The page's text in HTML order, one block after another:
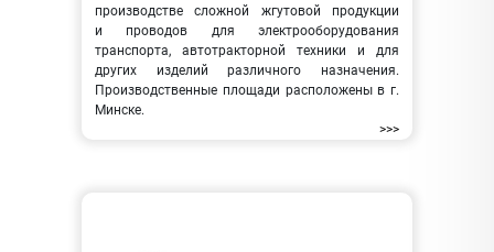
производстве сложной жгутовой продукции
и проводов для электрооборудования
транспорта, автотракторной техники и для
других изделий различного назначения.
Производственные площади расположены в г.
Минске.
>>>